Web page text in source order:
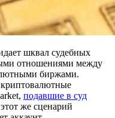
шквал судебных
отношениями между
биржами.
подавшие в суд
же сценарий